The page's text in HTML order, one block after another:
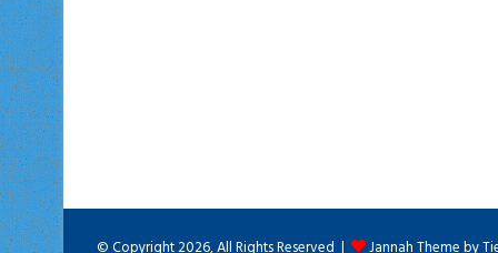
© Copyright 2026, All Rights Reserved | Jannah Theme by